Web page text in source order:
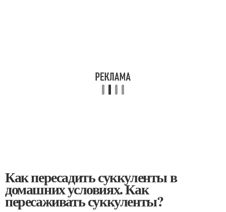
Как пересадить суккуленты в
домашних условиях. Как
пересаживать суккуленты?